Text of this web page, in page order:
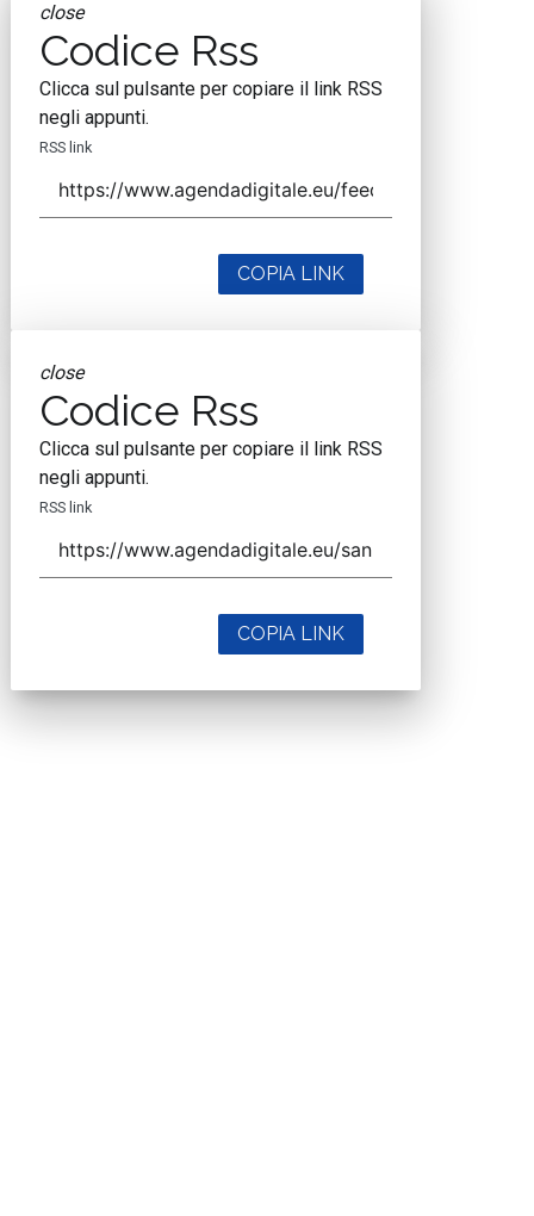
close
Codice Rss
Clicca sul pulsante per copiare il link RSS
negli appunti.
RSS link
COPIA LINK
close
Codice Rss
Clicca sul pulsante per copiare il link RSS
negli appunti.
RSS link
COPIA LINK